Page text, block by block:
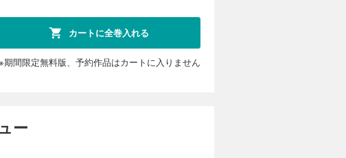
カートに全巻入れる
期間限定無料版、予約作品はカートに入りません
ー